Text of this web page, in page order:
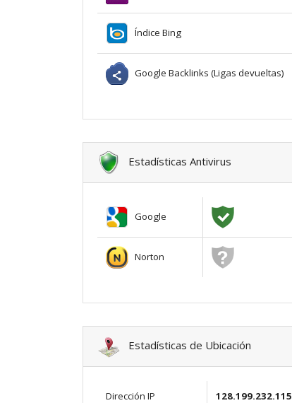
Índice Bing
Google Backlinks (Ligas devueltas)
Estadísticas Antivirus
Google
Norton
Estadísticas de Ubicación
Dirección IP 128.199.232.115